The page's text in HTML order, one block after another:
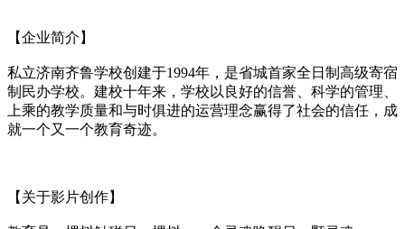
【企业简介】
私立济南齐鲁学校创建于1994年，是省城首家全日制高级寄宿
制民办学校。建校十年来，学校以良好的信誉、科学的管理、
上乘的教学质量和与时俱进的运营理念赢得了社会的信任，成
就一个又一个教育奇迹。
【关于影片创作】